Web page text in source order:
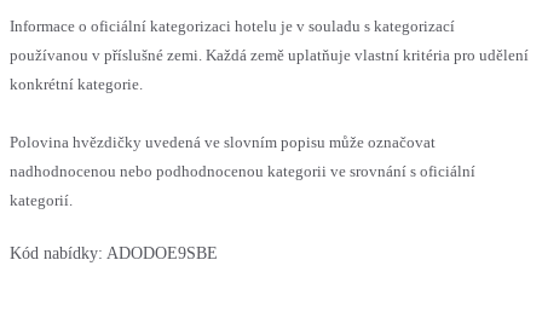
Informace o oficiální kategorizaci hotelu je v souladu s kategorizací
používanou v příslušné zemi. Každá země uplatňuje vlastní kritéria pro udělení
konkrétní kategorie.
Polovina hvězdičky uvedená ve slovním popisu může označovat
nadhodnocenou nebo podhodnocenou kategorii ve srovnání s oficiální
kategorií.
Kód nabídky: ADODOE9SBE